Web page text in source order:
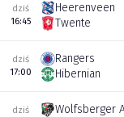
dziś
16:45
Heerenveen
Twente
dziś
17:00
Rangers
Hibernian
dziś
Wolfsberger